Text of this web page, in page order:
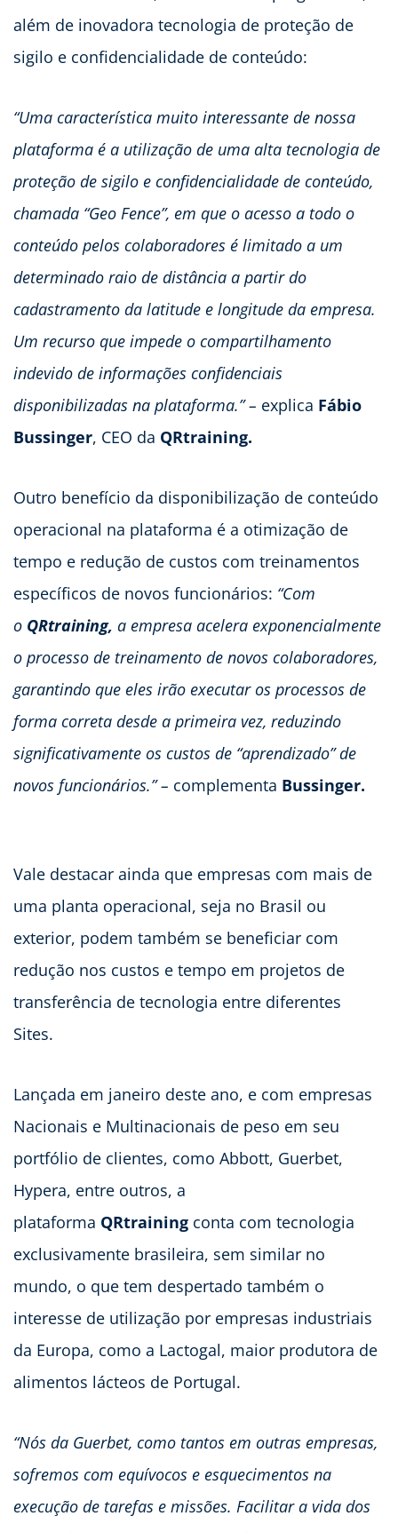
além de inovadora tecnologia de proteção de
sigilo e confidencialidade de conteúdo:
“Uma característica muito interessante de nossa
plataforma é a utilização de uma alta tecnologia de
proteção de sigilo e confidencialidade de conteúdo,
chamada “Geo Fence”, em que o acesso a todo o
conteúdo pelos colaboradores é limitado a um
determinado raio de distância a partir do
cadastramento da latitude e longitude da empresa.
Um recurso que impede o compartilhamento
indevido de informações confidenciais
disponibilizadas na plataforma.” – explica Fábio
Bussinger, CEO da QRtraining.
Outro benefício da disponibilização de conteúdo
operacional na plataforma é a otimização de
tempo e redução de custos com treinamentos
específicos de novos funcionários: “Com
o QRtraining, a empresa acelera exponencialmente
o processo de treinamento de novos colaboradores,
garantindo que eles irão executar os processos de
forma correta desde a primeira vez, reduzindo
significativamente os custos de “aprendizado” de
novos funcionários.” – complementa Bussinger.
Vale destacar ainda que empresas com mais de
uma planta operacional, seja no Brasil ou
exterior, podem também se beneficiar com
redução nos custos e tempo em projetos de
transferência de tecnologia entre diferentes
Sites.
Lançada em janeiro deste ano, e com empresas
Nacionais e Multinacionais de peso em seu
portfólio de clientes, como Abbott, Guerbet,
Hypera, entre outros, a
plataforma QRtraining conta com tecnologia
exclusivamente brasileira, sem similar no
mundo, o que tem despertado também o
interesse de utilização por empresas industriais
da Europa, como a Lactogal, maior produtora de
alimentos lácteos de Portugal.
“Nós da Guerbet, como tantos em outras empresas,
sofremos com equívocos e esquecimentos na
execução de tarefas e missões. Facilitar a vida dos